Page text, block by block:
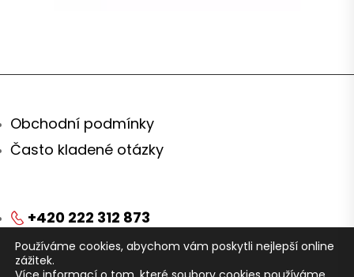
Obchodní podmínky
Často kladené otázky
+420 222 312 873
obchod@arei.cz
Používáme cookies, abychom vám poskytli nejlepší online
zážitek.